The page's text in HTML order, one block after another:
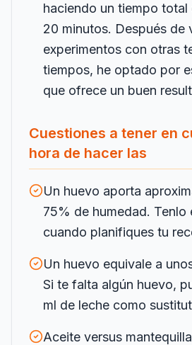
haciendo un tiempo
20 minutos. Después de
experimentos con otras
tiempos, he optado por
que ofrece un buen
Cuestiones a tener en
hora de hacer las
Un huevo aporta
75% de humedad. Tenlo
cuando planifiques tu
Un huevo equivale a
Si te falta algún huevo,
ml de leche como
Aceite versus